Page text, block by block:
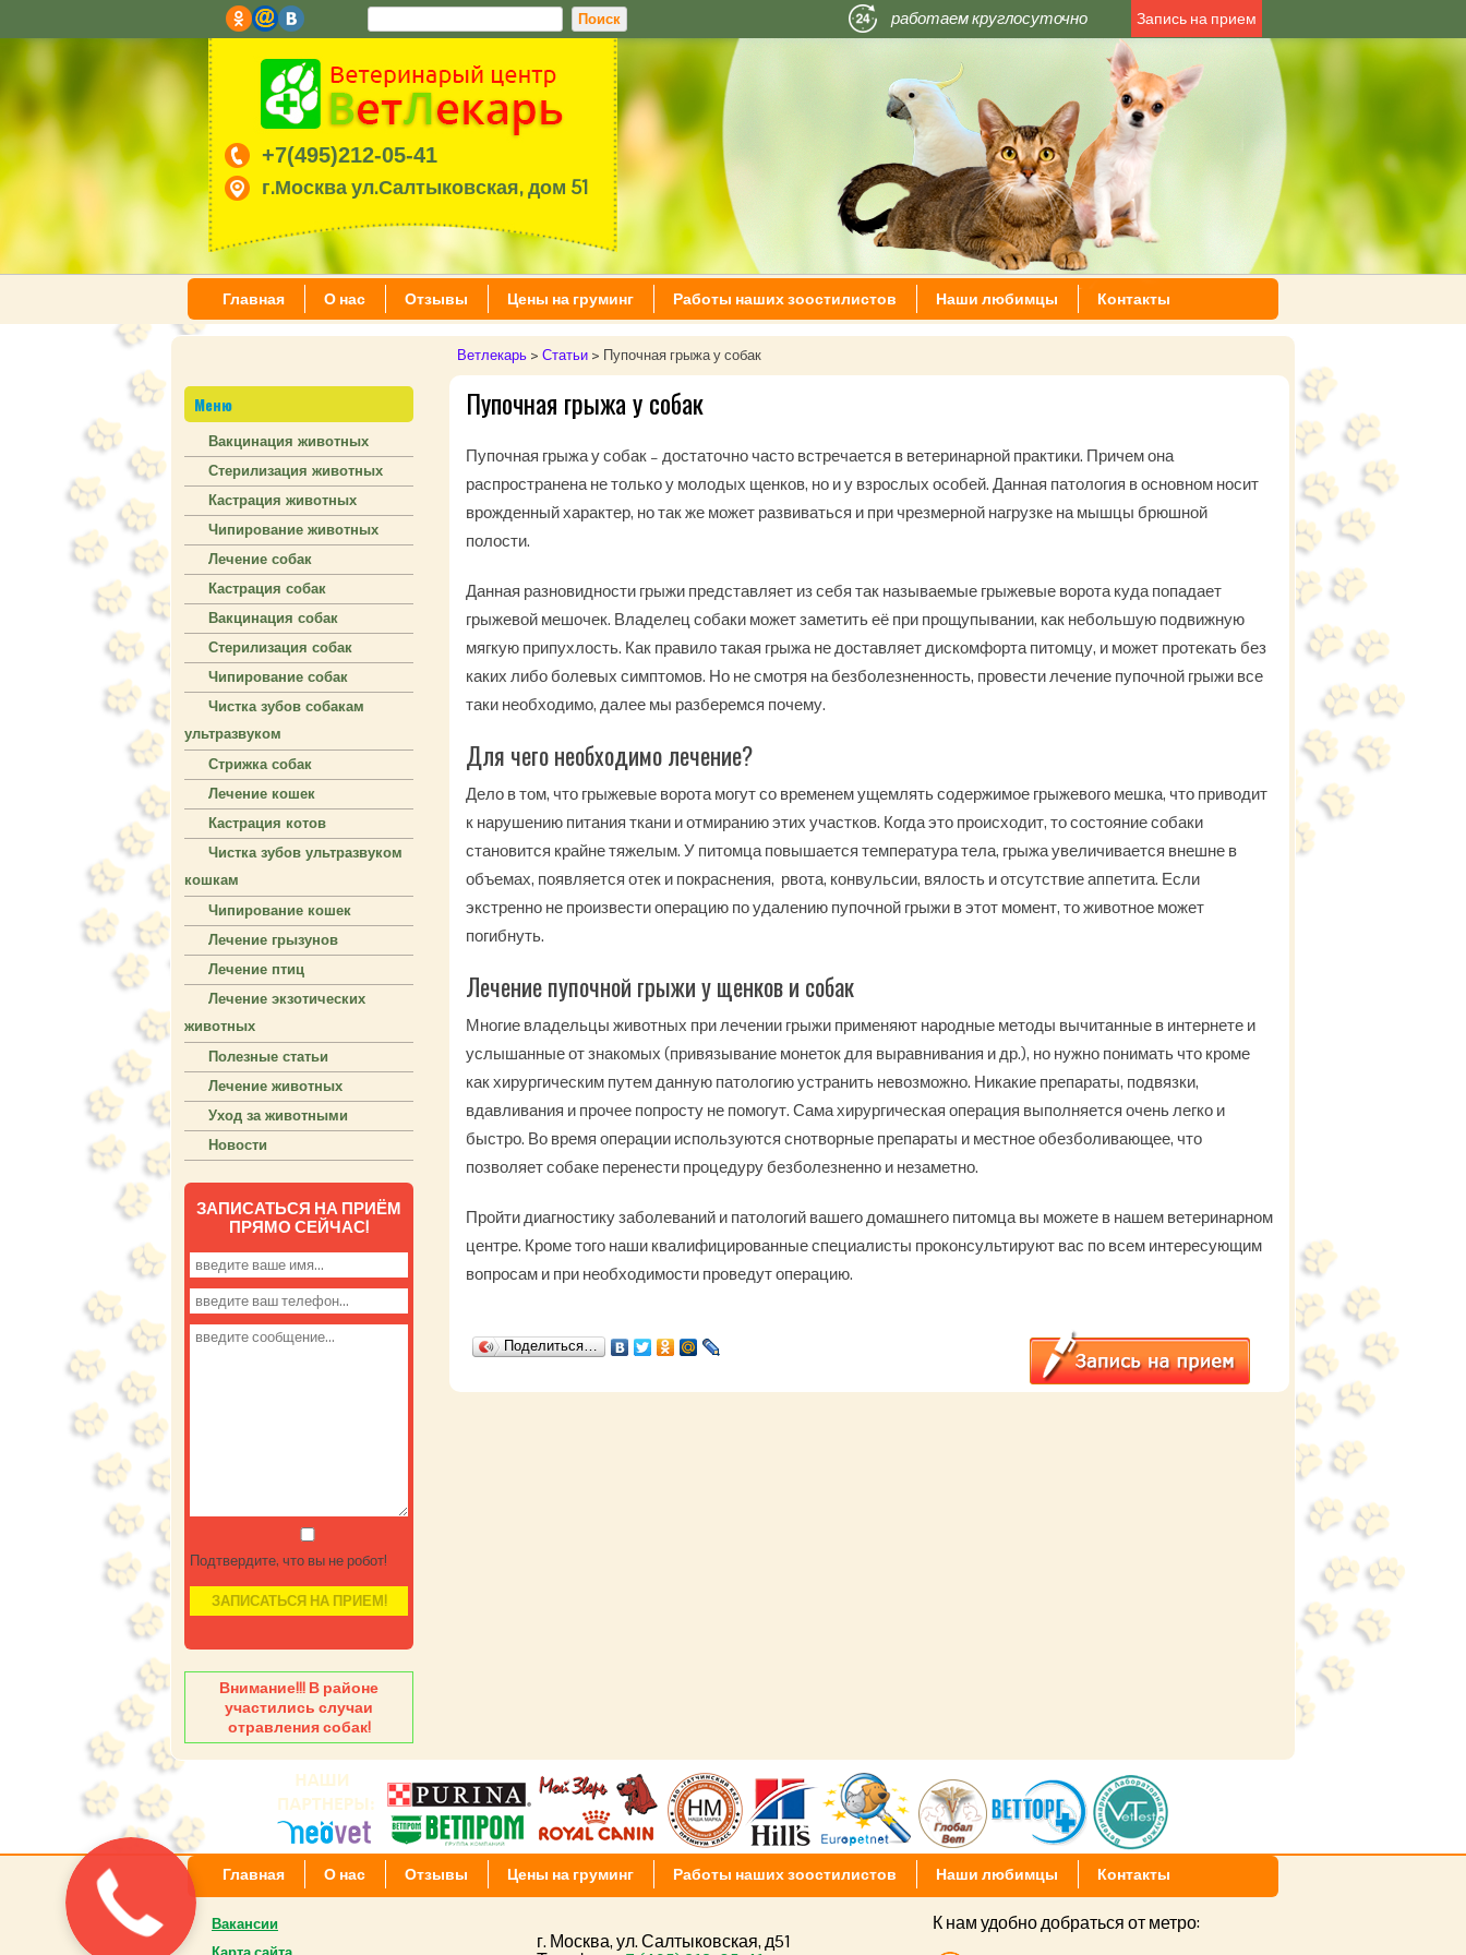
Запись на прием
работаем круглосуточно
+7(495)212-05-41
г.Москва ул.Салтыковская, дом 51
Главная О нас Отзывы Цены на груминг Работы наших зоостилистов Наши любимцы Контакты
Ветлекарь > Статьи > Пупочная грыжа у собак
Пупочная грыжа у собак
Пупочная грыжа у собак – достаточно часто встречается в ветеринарной практики. Причем она
распространена не только у молодых щенков, но и у взрослых особей. Данная патология в основном носит
врожденный характер, но так же может развиваться и при чрезмерной нагрузке на мышцы брюшной
полости.
Данная разновидности грыжи представляет из себя так называемые грыжевые ворота куда попадает
грыжевой мешочек. Владелец собаки может заметить её при прощупывании, как небольшую подвижную
мягкую припухлость. Как правило такая грыжа не доставляет дискомфорта питомцу, и может протекать без
каких либо болевых симптомов. Но не смотря на безболезненность, провести лечение пупочной грыжи все
таки необходимо, далее мы разберемся почему.
Для чего необходимо лечение?
Дело в том, что грыжевые ворота могут со временем ущемлять содержимое грыжевого мешка, что приводит
к нарушению питания ткани и отмиранию этих участков. Когда это происходит, то состояние собаки
становится крайне тяжелым. У питомца повышается температура тела, грыжа увеличивается внешне в
объемах, появляется отек и покраснения, рвота, конвульсии, вялость и отсутствие аппетита. Если
экстренно не произвести операцию по удалению пупочной грыжи в этот момент, то животное может
погибнуть.
Лечение пупочной грыжи у щенков и собак
Многие владельцы животных при лечении грыжи применяют народные методы вычитанные в интернете и
услышанные от знакомых (привязывание монеток для выравнивания и др.), но нужно понимать что кроме
как хирургическим путем данную патологию устранить невозможно. Никакие препараты, подвязки,
вдавливания и прочее попросту не помогут. Сама хирургическая операция выполняется очень легко и
быстро. Во время операции используются снотворные препараты и местное обезболивающее, что
позволяет собаке перенести процедуру безболезненно и незаметно.
Пройти диагностику заболеваний и патологий вашего домашнего питомца вы можете в нашем ветеринарном
центре. Кроме того наши квалифицированные специалисты проконсультируют вас по всем интересующим
вопросам и при необходимости проведут операцию.
Поделиться…
Меню
Вакцинация животных
Стерилизация животных
Кастрация животных
Чипирование животных
Лечение собак
Кастрация собак
Вакцинация собак
Стерилизация собак
Чипирование собак
Чистка зубов собакам
ультразвуком
Стрижка собак
Лечение кошек
Кастрация котов
Чистка зубов ультразвуком
кошкам
Чипирование кошек
Лечение грызунов
Лечение птиц
Лечение экзотических
животных
Полезные статьи
Лечение животных
Уход за животными
Новости
ЗАПИСАТЬСЯ НА ПРИЁМ
ПРЯМО СЕЙЧАС!
Подтвердите, что вы не робот!
Внимание!!! В районе
участились случаи
отравления собак!
Главная О нас Отзывы Цены на груминг Работы наших зоостилистов Наши любимцы Контакты
Вакансии
г. Москва, ул. Салтыковская, д51
К нам удобно добраться от метро: